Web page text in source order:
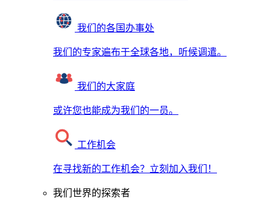
我们的各国办事处
我们的专家遍布于全球各地，听候调遣。
我们的大家庭
或许您也能成为我们的一员。
工作机会
在寻找新的工作机会？立刻加入我们！
我们世界的探索者